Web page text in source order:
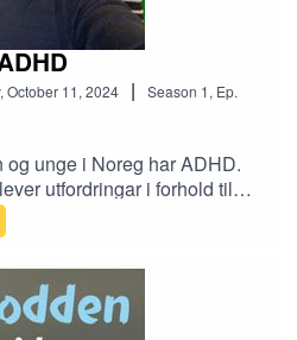
October 11, 2024 | Season 1, Ep.
og unge i Noreg har ADHD.
utfordringar i forhold til
lite søvn ofte gir ei forverring
har snakka
barne- og
om dei vanlegaste
og unge med ADHD